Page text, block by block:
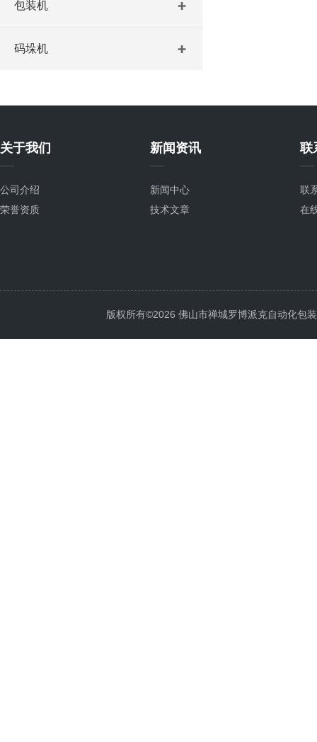
包装机
码垛机
关于我们
公司介绍
荣誉资质
新闻资讯
新闻中心
技术文章
联
联
在
版权所有©2026 佛山市禅城罗博派克自动化